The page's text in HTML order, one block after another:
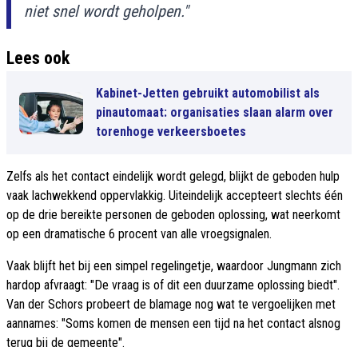
niet snel wordt geholpen."
Lees ook
Kabinet-Jetten gebruikt automobilist als
pinautomaat: organisaties slaan alarm over
torenhoge verkeersboetes
Zelfs als het contact eindelijk wordt gelegd, blijkt de geboden hulp
vaak lachwekkend oppervlakkig. Uiteindelijk accepteert slechts één
op de drie bereikte personen de geboden oplossing, wat neerkomt
op een dramatische 6 procent van alle vroegsignalen.
Vaak blijft het bij een simpel regelingetje, waardoor Jungmann zich
hardop afvraagt: "De vraag is of dit een duurzame oplossing biedt".
Van der Schors probeert de blamage nog wat te vergoelijken met
aannames: "Soms komen de mensen een tijd na het contact alsnog
terug bij de gemeente".